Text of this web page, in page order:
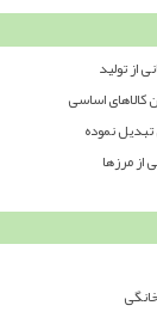
از تولید
نموده